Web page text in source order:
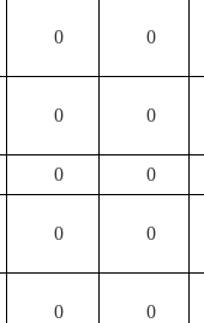
0 0
0 0
0 0
0 0
0 0